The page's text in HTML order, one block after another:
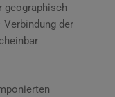
geographisch
der